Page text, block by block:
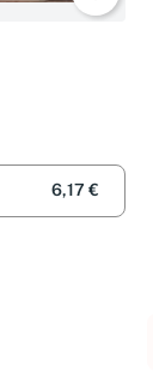
6,17 €